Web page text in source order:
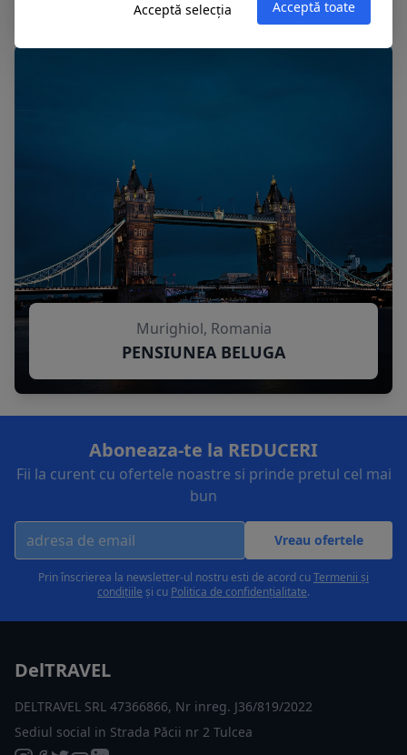
Murighiol, Romania
PENSIUNEA BELUGA
Aboneaza-te la REDUCERI
Fii la curent cu ofertele noastre si prinde pretul cel mai
bun
Vreau ofertele
Prin înscrierea la newsletter-ul nostru esti de acord cuTermenii și
condițiile și cu Politica de confidențialitate.
DelTRAVEL
DELTRAVEL SRL 47366866, Nr inreg. J36/819/2022
Sediul social in Strada Păcii nr 2 Tulcea
Acceptă selecția Acceptă toate